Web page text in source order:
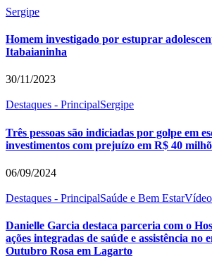
Sergipe
Homem investigado por estuprar
Itabaianinha
30/11/2023
Destaques - PrincipalSergipe
Três pessoas são indiciadas por golpe em
investimentos com prejuízo em R$ 40
06/09/2024
Destaques - PrincipalSaúde e Bem Estar
Danielle Garcia destaca parceria com o
ações integradas de saúde e assistência no
Outubro Rosa em Lagarto